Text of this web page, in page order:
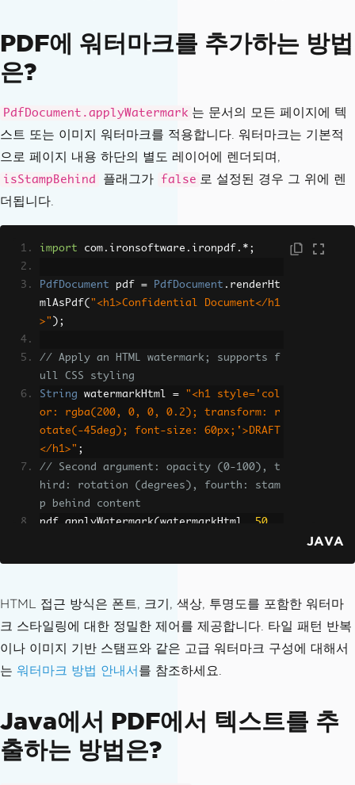
PDF에 워터마크를 추가하는 방법
은?
PdfDocument.applyWatermark 는 문서의 모든 페이지에 텍
스트 또는 이미지 워터마크를 적용합니다. 워터마크는 기본적
으로 페이지 내용 하단의 별도 레이어에 렌더되며,
isStampBehind 플래그가 false 로 설정된 경우 그 위에 렌
더됩니다.
import com . ironsoftware . ironpdf .*;
PdfDocument pdf = PdfDocument . renderHt
mlAsPdf( "<h1>Confidential Document</h1
>" );
// Apply an HTML watermark; supports f
ull CSS styling
String watermarkHtml =
"<h1 style='col
or: rgba(200, 0, 0, 0.2); transform: r
otate(-45deg); font-size: 60px;'>DRAFT
</h1>" ;
// Second argument: opacity (0-100), t
hird: rotation (degrees), fourth: stam
p behind content
pdf
applyWatermark( watermarkHtml 50
JAVA
HTML 접근 방식은 폰트, 크기, 색상, 투명도를 포함한 워터마
크 스타일링에 대한 정밀한 제어를 제공합니다. 타일 패턴 반복
이나 이미지 기반 스탬프와 같은 고급 워터마크 구성에 대해서
는 워터마크 방법 안내서 를 참조하세요.
Java에서 PDF에서 텍스트를 추
출하는 방법은?